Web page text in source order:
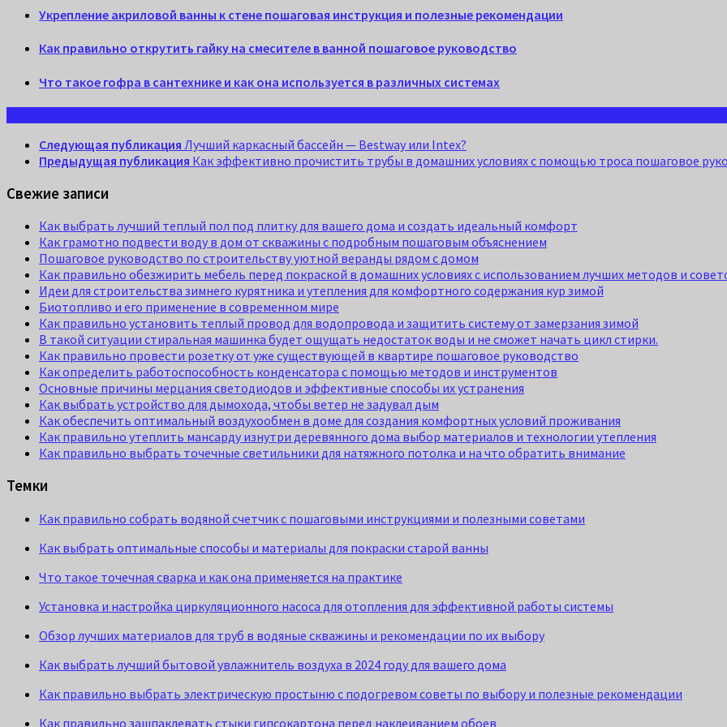
Укрепление акриловой ванны к стене пошаговая инструкция и полезные рекомендации
Как правильно открутить гайку на смесителе в ванной пошаговое руководство
Что такое гофра в сантехнике и как она используется в различных системах
Следующая публикация Лучший каркасный бассейн — Bestway или Intex?
Предыдущая публикация Как эффективно прочистить трубы в домашних условиях с помощью троса пошаговое
Свежие записи
Как выбрать лучший теплый пол под плитку для вашего дома и создать идеальный комфорт
Как грамотно подвести воду в дом от скважины с подробным пошаговым объяснением
Пошаговое руководство по строительству уютной веранды рядом с домом
Как правильно обезжирить мебель перед покраской в домашних условиях с использованием лучших методов и
Идеи для строительства зимнего курятника и утепления для комфортного содержания кур зимой
Биотопливо и его применение в современном мире
Как правильно установить теплый провод для водопровода и защитить систему от замерзания зимой
В такой ситуации стиральная машинка будет ощущать недостаток воды и не сможет начать цикл стирки.
Как правильно провести розетку от уже существующей в квартире пошаговое руководство
Как определить работоспособность конденсатора с помощью методов и инструментов
Основные причины мерцания светодиодов и эффективные способы их устранения
Как выбрать устройство для дымохода, чтобы ветер не задувал дым
Как обеспечить оптимальный воздухообмен в доме для создания комфортных условий проживания
Как правильно утеплить мансарду изнутри деревянного дома выбор материалов и технологии утепления
Как правильно выбрать точечные светильники для натяжного потолка и на что обратить внимание
Темки
Как правильно собрать водяной счетчик с пошаговыми инструкциями и полезными советами
Как выбрать оптимальные способы и материалы для покраски старой ванны
Что такое точечная сварка и как она применяется на практике
Установка и настройка циркуляционного насоса для отопления для эффективной работы системы
Обзор лучших материалов для труб в водяные скважины и рекомендации по их выбору
Как выбрать лучший бытовой увлажнитель воздуха в 2024 году для вашего дома
Как правильно выбрать электрическую простыню с подогревом советы по выбору и полезные рекомендации
Как правильно зашпаклевать стыки гипсокартона перед наклеиванием обоев